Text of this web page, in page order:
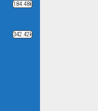
184.48k
342.42k